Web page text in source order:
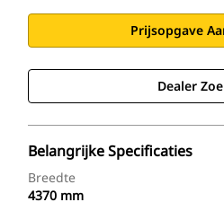
Prijsopgave
Dealer
Belangrijke Specificaties
Breedte
4370 mm